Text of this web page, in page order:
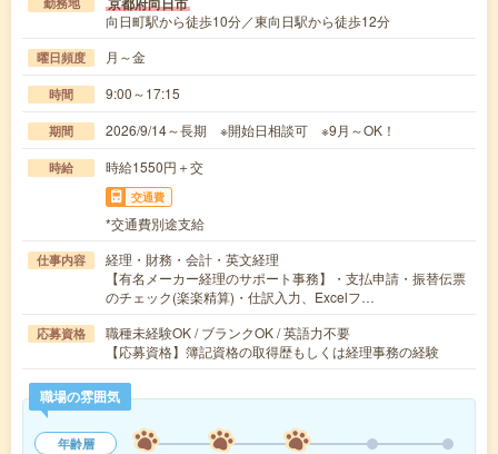
向日町駅から徒歩10分／東向日駅から徒歩12分
曜日頻度 月～金
時間 9:00～17:15
期間 2026/9/14～長期 ※開始日相談可 ※9月～OK！
時給 時給1550円＋交
交通費
*交通費別途支給
仕事内容
経理・財務・会計・英文経理
【有名メーカー経理のサポート事務】・支払申請・振替伝票
のチェック(楽楽精算)・仕訳入力、Excelフ…
応募資格
職種未経験OK / ブランクOK / 英語力不要
【応募資格】簿記資格の取得歴もしくは経理事務の経験
職場の雰囲気
年齢層